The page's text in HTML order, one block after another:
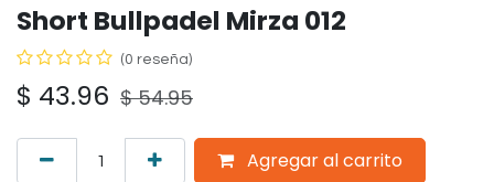
Short Bullpadel Mirza 012
(0 reseña)
$ 43.96 $54.95
Agregar al carrito